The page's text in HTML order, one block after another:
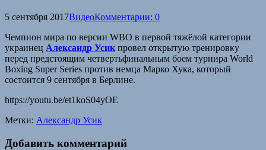
5 сентября 2017ВидеоКомментарии: 0
Чемпион мира по версии WBO в первой тяжёлой категории
украинец Александр Усик провел открытую тренировку
перед предстоящим четвертьфинальным боем турнира World
Boxing Super Series против немца Марко Хука, который
состоится 9 сентября в Берлине.
https://youtu.be/et1koS04yOE
Метки: Александр Усик
Добавить комментарий